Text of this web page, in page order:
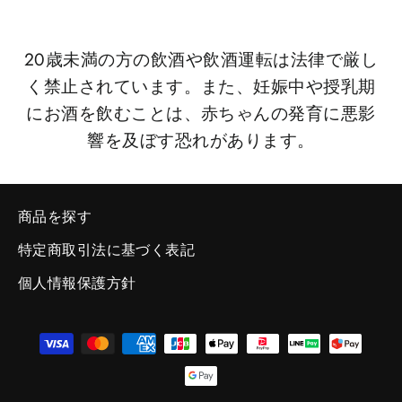
20歳未満の方の飲酒や飲酒運転は法律で厳し
く禁止されています。また、妊娠中や授乳期
にお酒を飲むことは、赤ちゃんの発育に悪影
響を及ぼす恐れがあります。
商品を探す
特定商取引法に基づく表記
個人情報保護方針